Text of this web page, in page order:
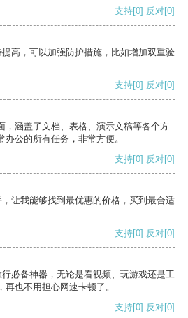
支持[0] 反对[0]
高，可以加强防护措施，比如增加双重验
支持[0] 反对[0]
，涵盖了文档、表格、演示文稿等各个方
公的所有任务，非常方便。
支持[0] 反对[0]
让我能够找到最优惠的价格，买到最合适
支持[0] 反对[0]
必备神器，无论是看视频、玩游戏还是工
也不用担心网速卡顿了。
支持[0] 反对[0]